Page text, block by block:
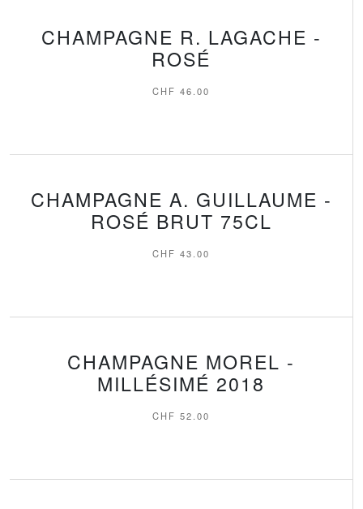
CHAMPAGNE R. LAGACHE -
ROSÉ
CHF 46.00
CHAMPAGNE A. GUILLAUME -
ROSÉ BRUT 75CL
CHF 43.00
CHAMPAGNE MOREL -
MILLÉSIMÉ 2018
CHF 52.00